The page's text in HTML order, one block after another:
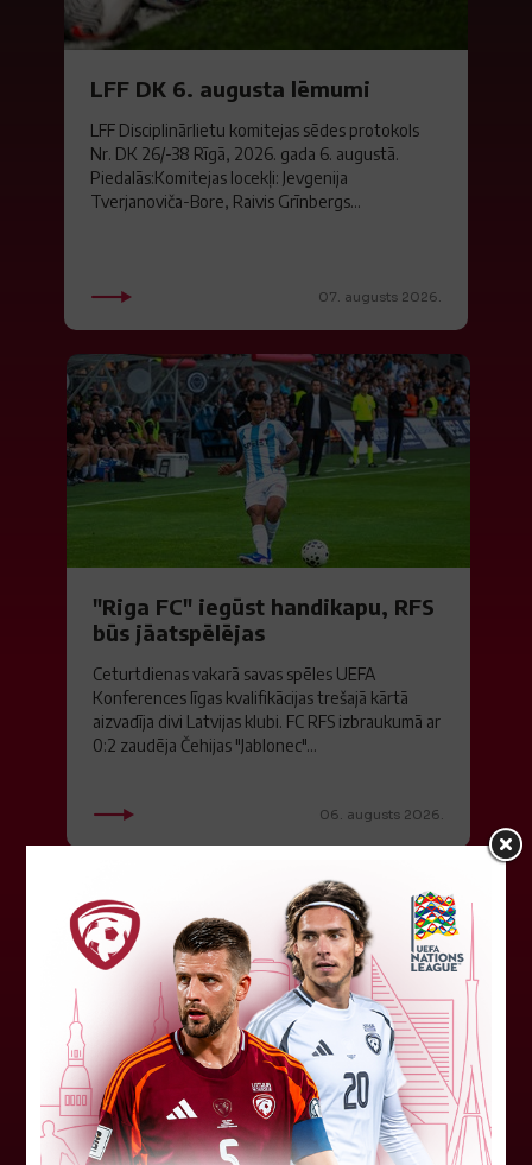
LFF DK 6. augusta lēmumi
LFF Disciplinārlietu komitejas sēdes protokols
Nr. DK 26/-38 Rīgā, 2026. gada 6. augustā.
Piedalās:Komitejas locekļi: Jevgenija
Tverjanoviča-Bore, Raivis Grīnbergs...
07. augusts 2026.
"Riga FC" iegūst handikapu, RFS
būs jāatspēlējas
Ceturtdienas vakarā savas spēles UEFA
Konferences līgas kvalifikācijas trešajā kārtā
aizvadīja divi Latvijas klubi. FC RFS izbraukumā ar
0:2 zaudēja Čehijas "Jablonec"...
06. augusts 2026.
Jūlijā par labāko "LuckyBet" SFL
atzīta Keita Zviedre